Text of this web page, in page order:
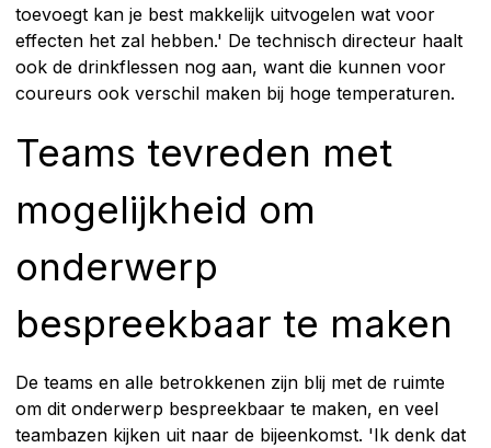
toevoegt kan je best makkelijk uitvogelen wat voor
effecten het zal hebben.' De technisch directeur haalt
ook de drinkflessen nog aan, want die kunnen voor
coureurs ook verschil maken bij hoge temperaturen.
Teams tevreden met
mogelijkheid om
onderwerp
bespreekbaar te maken
De teams en alle betrokkenen zijn blij met de ruimte
om dit onderwerp bespreekbaar te maken, en veel
teambazen kijken uit naar de bijeenkomst. 'Ik denk dat